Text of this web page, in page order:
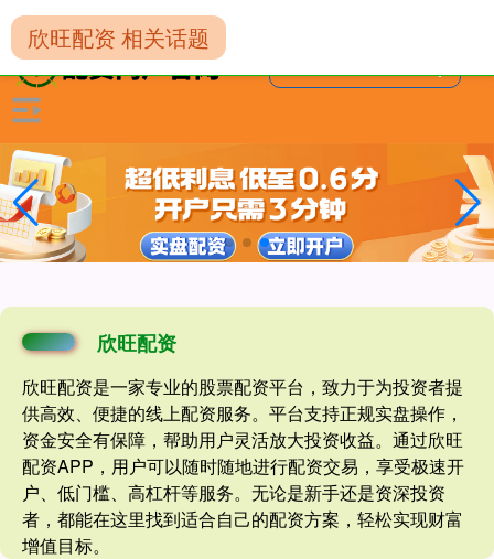
-->
欣旺配资
欣旺配资是一家专业的股票配资平台，致力于为投资者提
供高效、便捷的线上配资服务。平台支持正规实盘操作，
资金安全有保障，帮助用户灵活放大投资收益。通过欣旺
配资APP，用户可以随时随地进行配资交易，享受极速开
户、低门槛、高杠杆等服务。无论是新手还是资深投资
者，都能在这里找到适合自己的配资方案，轻松实现财富
增值目标。
欣旺配资 相关话题